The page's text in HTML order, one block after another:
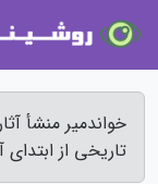
خواندمیر منشأ
تاریخی از